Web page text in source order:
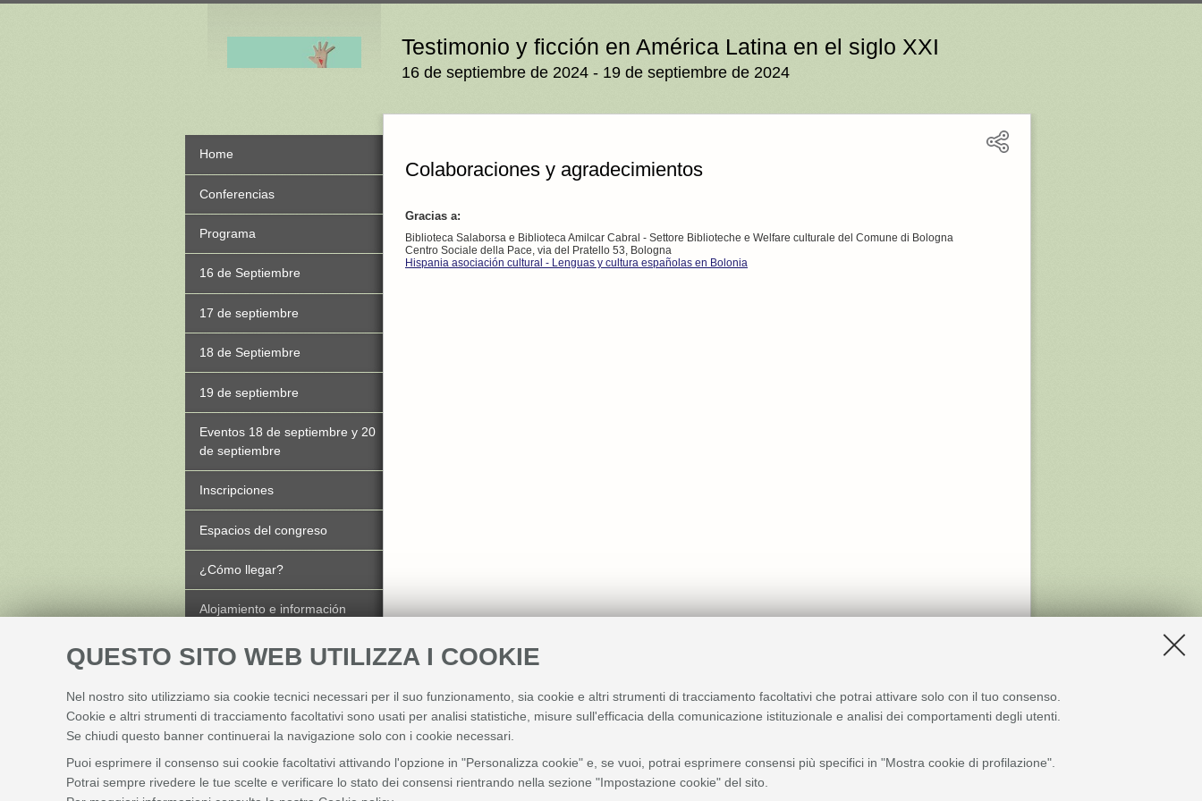
QUESTO SITO WEB UTILIZZA I COOKIE
Nel nostro sito utilizziamo sia cookie tecnici necessari per il suo funzionamento, sia cookie e altri strumenti di tracciamento facoltativi che potrai attivare solo con il tuo consenso.
Cookie e altri strumenti di tracciamento facoltativi sono usati per analisi statistiche, misure sull'efficacia della comunicazione istituzionale e analisi dei comportamenti degli utenti.
Se chiudi questo banner continuerai la navigazione solo con i cookie necessari.
Puoi esprimere il consenso sui cookie facoltativi attivando l'opzione in "Personalizza cookie" e, se vuoi, potrai esprimere consensi più specifici in "Mostra cookie di profilazione".
Potrai sempre rivedere le tue scelte e verificare lo stato dei consensi rientrando nella sezione "Impostazione cookie" del sito.
Testimonio y ficción en América Latina en el siglo XXI
16 de septiembre de 2024 - 19 de septiembre de 2024
Home
Conferencias
Programa
16 de Septiembre
17 de septiembre
18 de Septiembre
19 de septiembre
Eventos 18 de septiembre y 20
de septiembre
Inscripciones
Espacios del congreso
¿Cómo llegar?
Alojamiento e información
Comité científico
Colaboraciones y
Colaboraciones y agradecimientos
Gracias a:
Biblioteca Salaborsa e Biblioteca Amilcar Cabral - Settore Biblioteche e Welfare culturale del Comune di Bologna
Centro Sociale della Pace, via del Pratello 53, Bologna
Hispania asociación cultural - Lenguas y cultura españolas en Bolonia